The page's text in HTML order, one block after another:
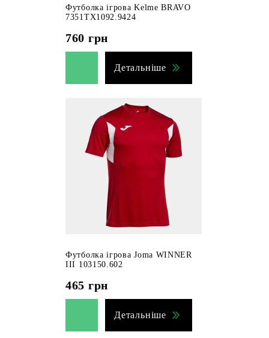
Футболка ігрова Kelme BRAVO
7351TX1092.9424
760 грн
Детальніше
Футболка ігрова Joma WINNER
III 103150.602
465 грн
Детальніше